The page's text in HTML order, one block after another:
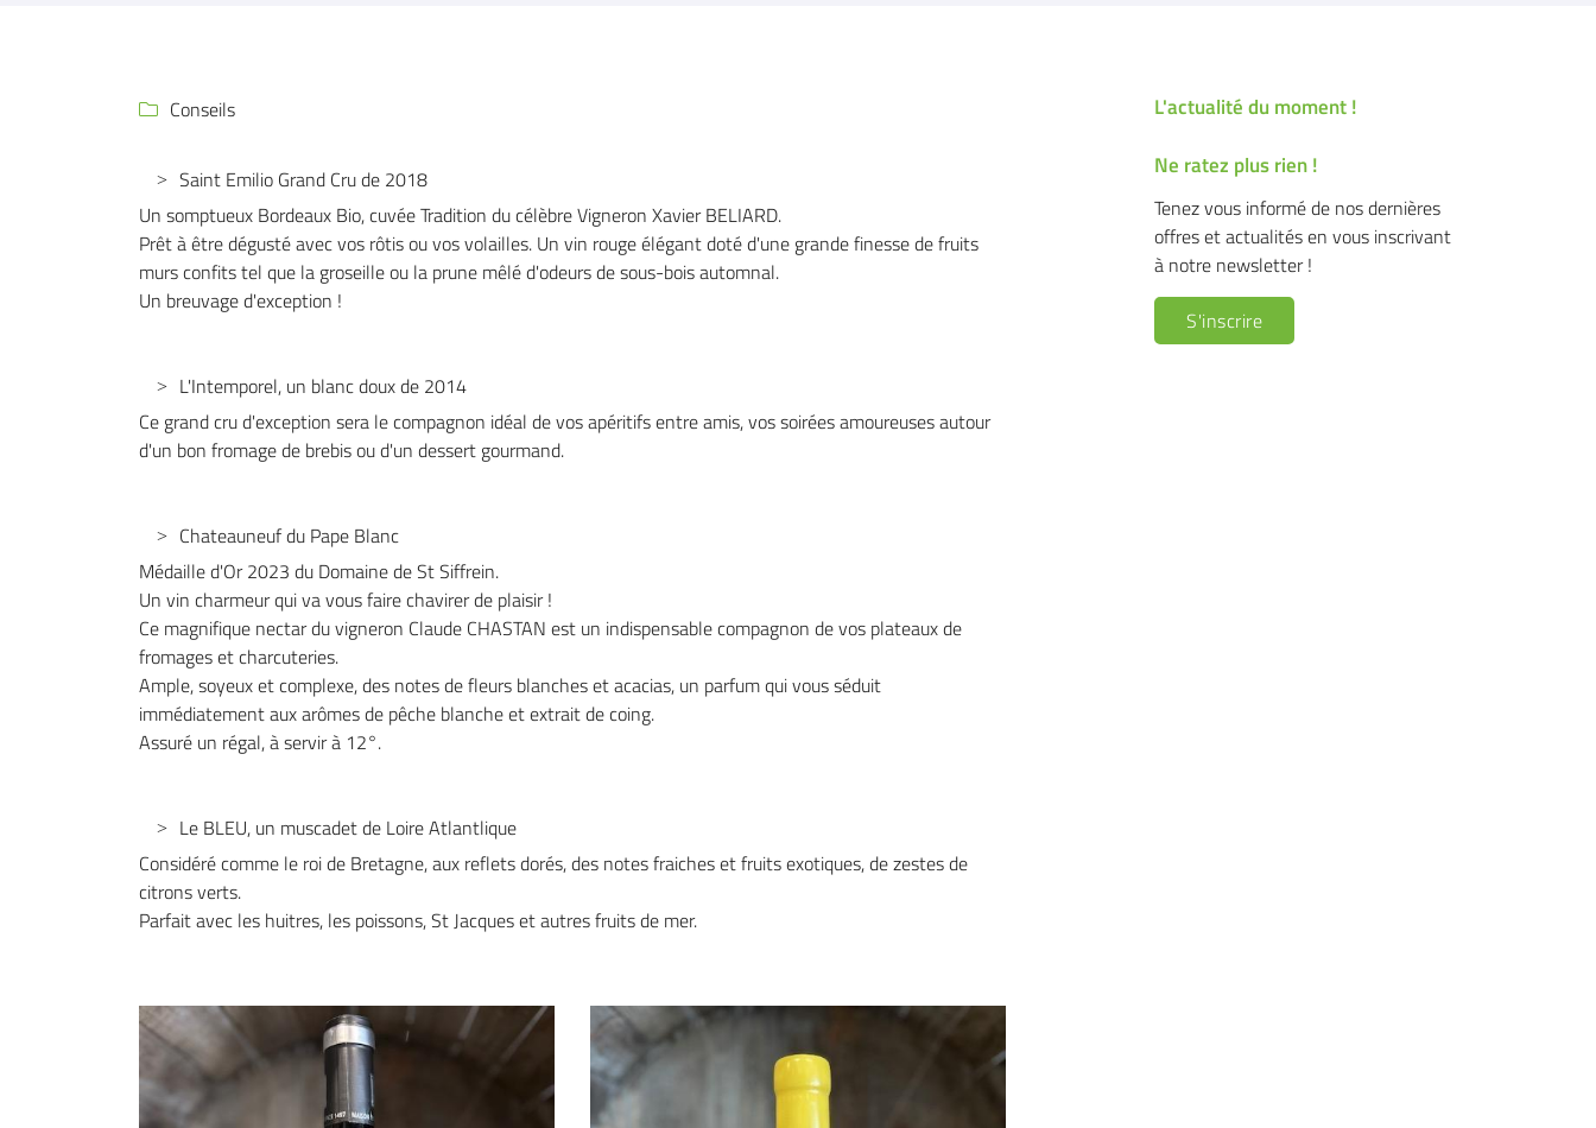
Inscription
 Conseils
Saint Emilio Grand Cru de 2018
Un somptueux Bordeaux Bio, cuvée Tradition du célèbre Vigneron Xavier BELIARD.
Prêt à être dégusté avec vos rôtis ou vos volailles. Un vin rouge élégant doté d'une grande finesse de fruits
murs confits tel que la groseille ou la prune mêlé d'odeurs de sous-bois automnal.
Un breuvage d'exception !
L'Intemporel, un blanc doux de 2014
Ce grand cru d'exception sera le compagnon idéal de vos apéritifs entre amis, vos soirées amoureuses autour
d'un bon fromage de brebis ou d'un dessert gourmand.
Chateauneuf du Pape Blanc
Médaille d'Or 2023 du Domaine de St Siffrein.
Un vin charmeur qui va vous faire chavirer de plaisir !
Ce magnifique nectar du vigneron Claude CHASTAN est un indispensable compagnon de vos plateaux de
fromages et charcuteries.
Ample, soyeux et complexe, des notes de fleurs blanches et acacias, un parfum qui vous séduit
immédiatement aux arômes de pêche blanche et extrait de coing.
Assuré un régal, à servir à 12°.
Le BLEU, un muscadet de Loire Atlantlique
Considéré comme le roi de Bretagne, aux reflets dorés, des notes fraiches et fruits exotiques, de zestes de
citrons verts.
Parfait avec les huitres, les poissons, St Jacques et autres fruits de mer.
L'actualité du moment !
Ne ratez plus rien !
Tenez vous informé de nos dernières
offres et actualités en vous inscrivant
à notre newsletter !
S'inscrire